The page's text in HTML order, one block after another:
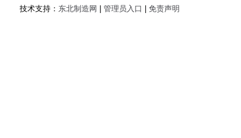
技术支持： 东北制造网 管理员入口 免责声明